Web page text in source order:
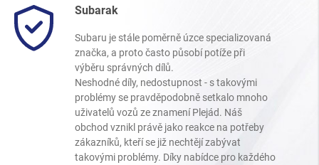
Subarak
Subaru je stále poměrně úzce specializovaná
značka, a proto často působí potíže při
výběru správných dílů.
Neshodné díly, nedostupnost - s takovými
problémy se pravděpodobně setkalo mnoho
uživatelů vozů ze znamení Plejád. Náš
obchod vznikl právě jako reakce na potřeby
zákazníků, kteří se již nechtějí zabývat
takovými problémy. Díky nabídce pro každého